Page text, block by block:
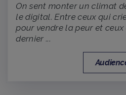
On sent monter un climat
le digital. Entre ceux qui
pour vendre la peur et
dernier ...